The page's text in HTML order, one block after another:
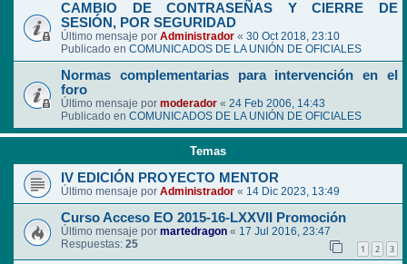
CAMBIO DE CONTRASEÑAS Y CIERRE DE
SESIÓN, POR SEGURIDAD
Último mensaje por Administrador « 30 Oct 2018, 23:10
Publicado en COMUNICADOS DE LA UNIÓN DE OFICIALES
Normas complementarias para intervención en el
foro
Último mensaje por moderador « 24 Feb 2006, 14:43
Publicado en COMUNICADOS DE LA UNIÓN DE OFICIALES
Temas
IV EDICIÓN PROYECTO MENTOR
Último mensaje por Administrador « 14 Dic 2023, 13:49
Curso Acceso EO 2015-16-LXXVII Promoción
Último mensaje por martedragon « 17 Jul 2016, 23:47
Respuestas: 25 1 2 3